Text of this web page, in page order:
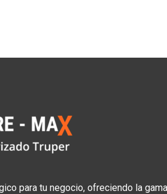
para tu negocio, ofreciendo la